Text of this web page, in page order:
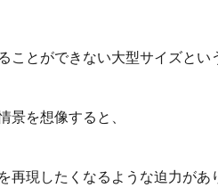
ことができない大型サイズとい
景を想像すると、
再現したくなるような迫力があ